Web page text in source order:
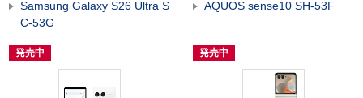
Samsung Galaxy S26 Ultra S
C-53G
発売中
AQUOS sense10 SH-53F
発売中